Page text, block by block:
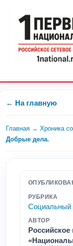
← На главную
Главная → Хроника
Добрые дела.
РУБРИКА
Социальный
АВТОР